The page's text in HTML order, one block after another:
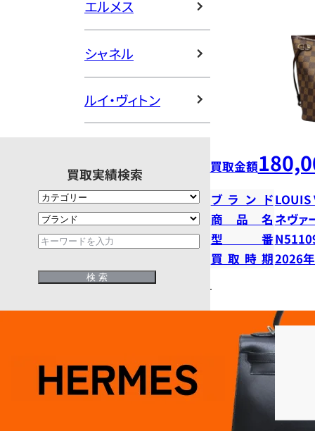
エルメス
シャネル
ルイ・ヴィトン
買取実績検索 買取金額
ブランドLOUIS
商品名 ネヴァ
型番
買取時期2026